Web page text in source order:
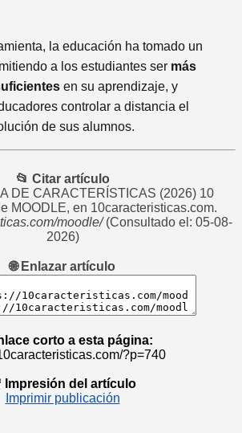
la educación ha tomado un
a los estudiantes ser más
en su aprendizaje, y
controlar a distancia el
de sus alumnos.
📂 Citar artículo
DE CARACTERÍSTICAS (2026) 10
MOODLE, en 10caracteristicas.com.
moodle/(Consultado el: 05-08-
2026)
🌐 Enlazar artículo
corto a esta página:
?p=740
Impresión del artículo
Imprimir publicación